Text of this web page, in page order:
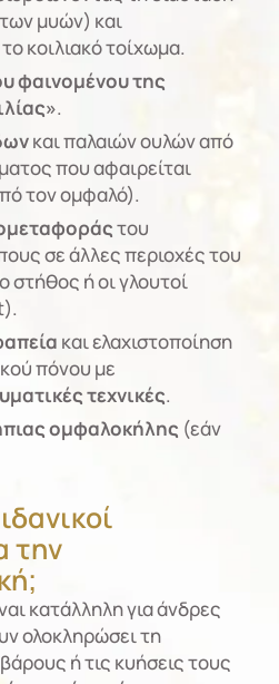
μυών) και
κοιλιακό τοίχωμα.
φαινομένου της
.
και παλαιών ουλών από
που αφαιρείται
τον ομφαλό).
του
σε άλλες περιοχές του
ή οι γλουτοί
και ελαχιστοποίηση
πόνου με
τεχνικές.
ομφαλοκήλης (εάν
την
κατάλληλη για άνδρες
ολοκληρώσει τη
ή τις κυήσεις τους